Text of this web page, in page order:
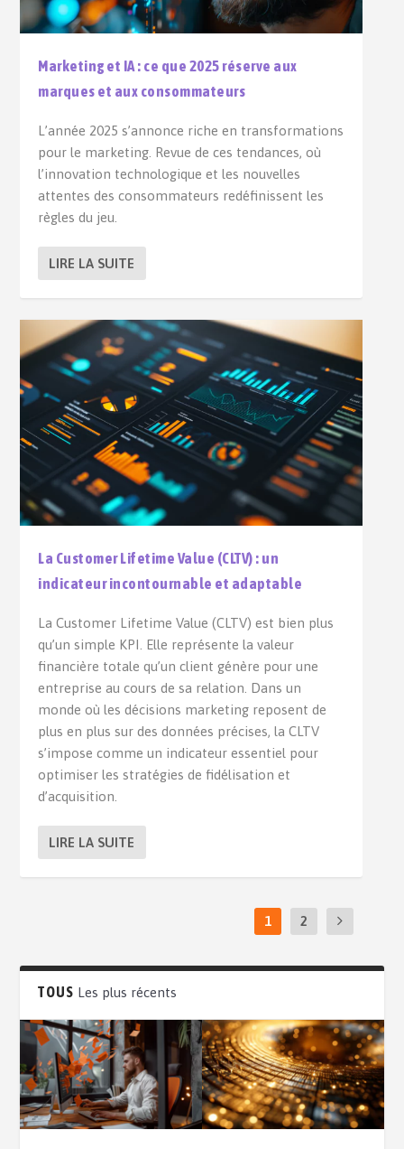
Marketing et IA : ce que 2025 réserve aux
marques et aux consommateurs
L’année 2025 s’annonce riche en transformations
pour le marketing. Revue de ces tendances, où
l’innovation technologique et les nouvelles
attentes des consommateurs redéfinissent les
règles du jeu.
LIRE LA SUITE
La Customer Lifetime Value (CLTV) : un
indicateur incontournable et adaptable
La Customer Lifetime Value (CLTV) est bien plus
qu’un simple KPI. Elle représente la valeur
financière totale qu’un client génère pour une
entreprise au cours de sa relation. Dans un
monde où les décisions marketing reposent de
plus en plus sur des données précises, la CLTV
s’impose comme un indicateur essentiel pour
optimiser les stratégies de fidélisation et
d’acquisition.
LIRE LA SUITE
1 2
TOUS Les plus récents